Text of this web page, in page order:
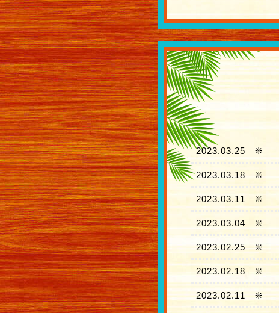
2023.03.25 ❊
2023.03.18 ❊
2023.03.11 ❊
2023.03.04 ❊
2023.02.25❊
2023.02.18 ❊
2023.02.11 ❊